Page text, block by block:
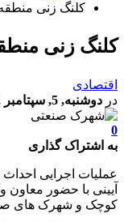
کلنگ زنی
کلنگ زنی
اقتصادی
در دوشنبه, 5, سپتامبر ,2022
0
به اشتراک گذاری
عملیات اجرایی
آیینی با حضور
کوچک و شهرک های